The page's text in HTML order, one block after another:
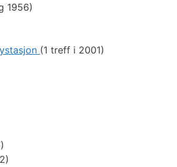
1956)
(1 treff i 2001)